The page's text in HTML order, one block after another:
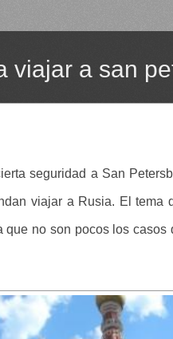
viajar a san
seguridad a San
viajar a Rusia. El tema
que no son pocos los